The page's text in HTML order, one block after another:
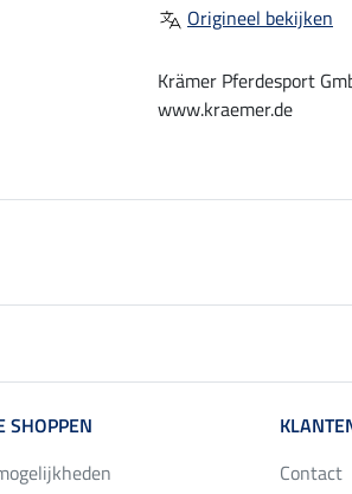
Origineel bekijken
Krämer Pferdesport
www.kraemer.de
SHOPPEN
Contact